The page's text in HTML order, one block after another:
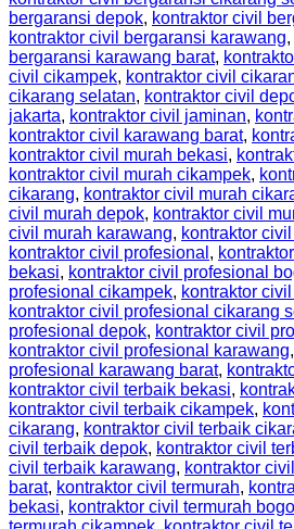
bergaransi depok, kontraktor civil
kontraktor civil bergaransi karawang,
bergaransi karawang barat,
civil cikampek, kontraktor civil
cikarang selatan, kontraktor civil
jakarta, kontraktor civil jaminan,
kontraktor civil karawang barat,
kontraktor civil murah bekasi,
kontraktor civil murah cikampek,
cikarang, kontraktor civil murah
civil murah depok, kontraktor civil
civil murah karawang, kontraktor
kontraktor civil profesional ,
bekasi, kontraktor civil profesional
profesional cikampek, kontraktor
kontraktor civil profesional cikarang
profesional depok, kontraktor civil
kontraktor civil profesional karawang,
profesional karawang barat,
kontraktor civil terbaik bekasi,
kontraktor civil terbaik cikampek,
cikarang, kontraktor civil terbaik
civil terbaik depok, kontraktor civil
civil terbaik karawang, kontraktor
barat, kontraktor civil termurah,
bekasi, kontraktor civil termurah